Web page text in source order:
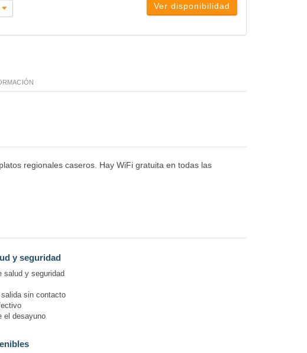
Ver disponibilidad
regionales caseros. Hay WiFi gratuita en todas las
y seguridad
salud y seguridad
sin contacto
el desayuno